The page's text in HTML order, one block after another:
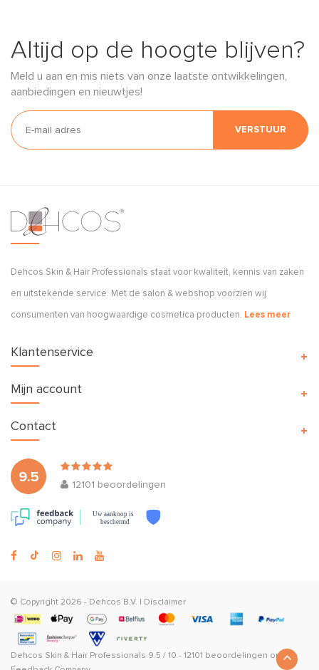
Altijd op de hoogte blijven?
Meld u aan en mis niets van onze laatste ontwikkelingen,
aanbiedingen en nieuwtjes!
VERSTUUR
Dehcos Skin & Hair Professionals staat voor kwaliteit, kennis van zaken
en uitstekende service. Met de salon & webshop voorzien wij
consumenten van hoogwaardige cosmetica producten. Lees meer
Klantenservice
Mijn account
9.5
12101 beoordelingen
Uw aankoop is
beschermd
Contact
© Copyright 2026 - Dehcos B.V. Disclaimer
Dehcos Skin & Hair Professionals 9.5 / 10 - 12101 beoordelingen op
The